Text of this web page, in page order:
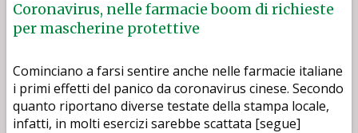
Coronavirus, nelle farmacie boom di richieste
per mascherine protettive
Cominciano a farsi sentire anche nelle farmacie italiane
i primi effetti del panico da coronavirus cinese. Secondo
quanto riportano diverse testate della stampa locale,
infatti, in molti esercizi sarebbe scattata [segue]